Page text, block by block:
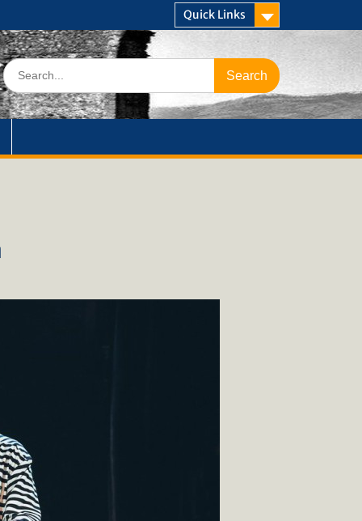
Quick Links
Search
for: